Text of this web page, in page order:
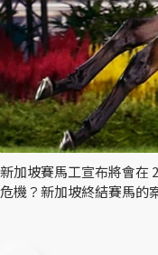
新加坡賽馬工宣布將會在
危機？新加坡終結賽馬的